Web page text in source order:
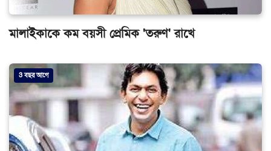
মালাইকাকে কম বয়সী প্রেমিক ‌'তরুণ' রাখে
3 বছর আগে